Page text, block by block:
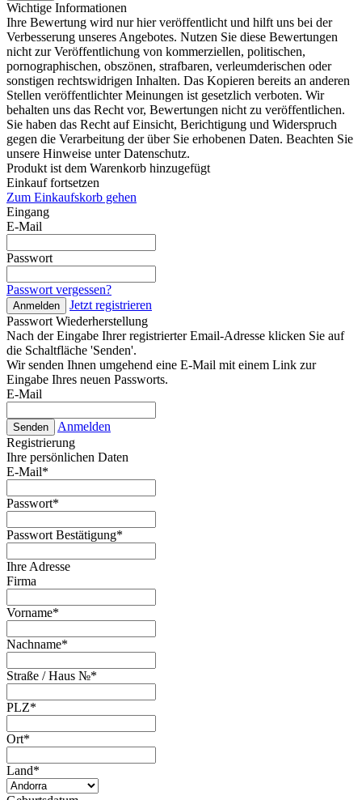
Wichtige Informationen
Ihre Bewertung wird nur hier veröffentlicht und hilft uns bei der
Verbesserung unseres Angebotes. Nutzen Sie diese Bewertungen
nicht zur Veröffentlichung von kommerziellen, politischen,
pornographischen, obszönen, strafbaren, verleumderischen oder
sonstigen rechtswidrigen Inhalten. Das Kopieren bereits an anderen
Stellen veröffentlichter Meinungen ist gesetzlich verboten. Wir
behalten uns das Recht vor, Bewertungen nicht zu veröffentlichen.
Sie haben das Recht auf Einsicht, Berichtigung und Widerspruch
gegen die Verarbeitung der über Sie erhobenen Daten. Beachten Sie
unsere Hinweise unter Datenschutz.
Produkt ist dem Warenkorb hinzugefügt
Einkauf fortsetzen
Zum Einkaufskorb gehen
Eingang
E-Mail
Passwort
Passwort vergessen?
Anmelden
Jetzt registrieren
Passwort Wiederherstellung
Nach der Eingabe Ihrer registrierter Email-Adresse klicken Sie auf
die Schaltfläche 'Senden'.
Wir senden Ihnen umgehend eine E-Mail mit einem Link zur
Eingabe Ihres neuen Passworts.
E-Mail
Senden
Anmelden
Registrierung
Ihre persönlichen Daten
E-Mail*
Passwort*
Passwort Bestätigung*
Ihre Adresse
Firma
Vorname*
Nachname*
Straße / Haus №*
PLZ*
Ort*
Land*